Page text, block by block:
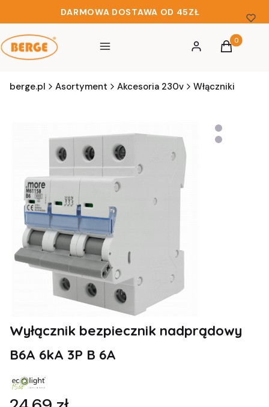
DARMOWA DOSTAWA OD 45ZŁ
Menu Zaloguj sięProdukty
Koszyk
berge.pl Asortyment Akcesoria 230v Włączniki
Wyłącznik bezpiecznik nadprądowy
B6A 6kA 3P B 6A